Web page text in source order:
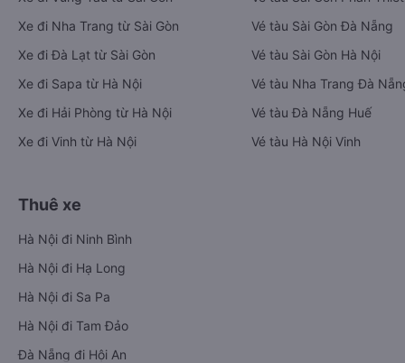
Xe đi Nha Trang từ Sài Gòn
Xe đi Đà Lạt từ Sài Gòn
Xe đi Sapa từ Hà Nội
Xe đi Hải Phòng từ Hà Nội
Xe đi Vinh từ Hà Nội
Vé tàu Sài Gòn Đà Nẵng
Vé tàu Sài Gòn Hà Nội
Vé tàu Nha Trang Đà
Vé tàu Đà Nẵng Huế
Vé tàu Hà Nội Vinh
Thuê xe
Hà Nội đi Ninh Bình
Hà Nội đi Hạ Long
Hà Nội đi Sa Pa
Hà Nội đi Tam Đảo
Đà Nẵng đi Hội An